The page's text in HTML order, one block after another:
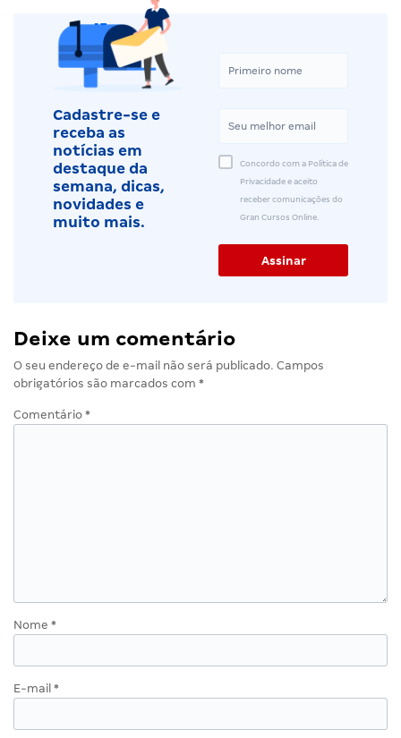
Cadastre-se e
receba as
notícias em
destaque da
semana, dicas,
novidades e
muito mais.
Concordo com a Política de
Privacidade e aceito
receber comunicações do
Gran Cursos Online.
Deixe um comentário
O seu endereço de e-mail não será publicado. Campos
obrigatórios são marcados com *
Comentário *
Nome *
E-mail *